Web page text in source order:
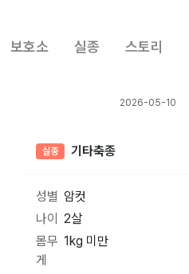
보호소 실종 스토리
2026-05-10
실종 기타축종
성별 암컷
나이
2살
몸무
게
1kg 미만